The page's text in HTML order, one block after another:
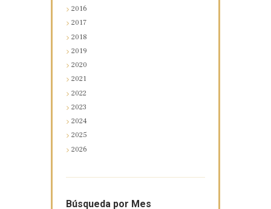
2016
2017
2018
2019
2020
2021
2022
2023
2024
2025
2026
Búsqueda por Mes